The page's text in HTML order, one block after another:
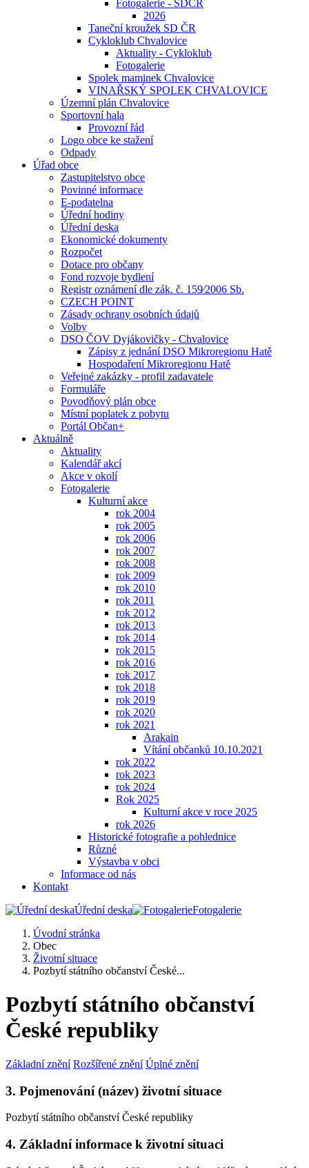
Fotogalerie - SDČR
2026
Taneční kroužek SD ČR
Cykloklub Chvalovice
Aktuality - Cykloklub
Fotogalerie
Spolek maminek Chvalovice
VINAŘSKÝ SPOLEK CHVALOVICE
Územní plán Chvalovice
Sportovní hala
Provozní řád
Logo obce ke stažení
Odpady
Úřad obce
Zastupitelstvo obce
Povinné informace
E-podatelna
Úřední hodiny
Úřední deska
Ekonomické dokumenty
Rozpočet
Dotace pro občany
Fond rozvoje bydlení
Registr oznámení dle zák. č. 159⁄2006 Sb.
CZECH POINT
Zásady ochrany osobních údajů
Volby
DSO ČOV Dyjákovičky - Chvalovice
Zápisy z jednání DSO Mikroregionu Hatě
Hospodaření Mikroregionu Hatě
Veřejné zakázky - profil zadavatele
Formuláře
Povodňový plán obce
Místní poplatek z pobytu
Portál Občan+
Aktuálně
Aktuality
Kalendář akcí
Akce v okolí
Fotogalerie
Kulturní akce
rok 2004
rok 2005
rok 2006
rok 2007
rok 2008
rok 2009
rok 2010
rok 2011
rok 2012
rok 2013
rok 2014
rok 2015
rok 2016
rok 2017
rok 2018
rok 2019
rok 2020
rok 2021
Arakain
Vítání občanků 10.10.2021
rok 2022
rok 2023
rok 2024
Rok 2025
Kulturní akce v roce 2025
rok 2026
Historické fotografie a pohlednice
Různé
Výstavba v obci
Informace od nás
Kontakt
Úřední deska
Fotogalerie
Úvodní stránka
Obec
Životní situace
Pozbytí státního občanství České...
Pozbytí státního občanství
České republiky
Základní znění Rozšířené znění Úplné znění
3. Pojmenování (název) životní situace
Pozbytí státního občanství České republiky
4. Základní informace k životní situaci